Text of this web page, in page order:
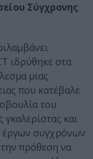
Σύγχρονης
ιδρύθηκε στα
μιας
που κατέβαλε
του
και
έργων συγχρόνων
πρόθεση να